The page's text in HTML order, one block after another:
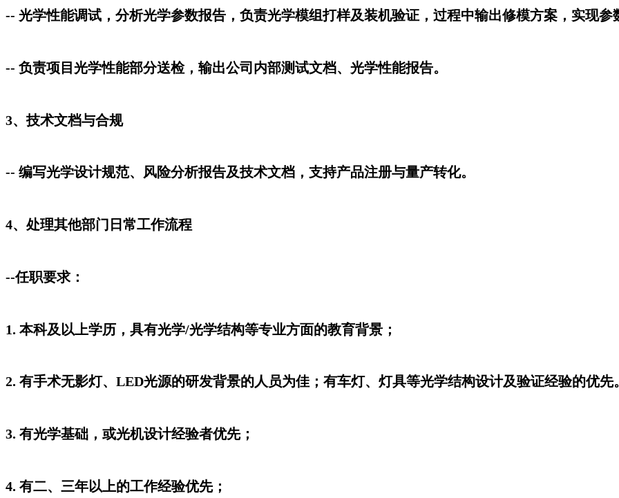
-- 光学性能调试，分析光学参数报告，负责光学模组打样及装机验证，过程中输出修模方案，实现参
-- 负责项目光学性能部分送检，输出公司内部测试文档、光学性能报告。
3、技术文档与合规
-- 编写光学设计规范、风险分析报告及技术文档，支持产品注册与量产转化。
4、处理其他部门日常工作流程
--任职要求：
1. 本科及以上学历，具有光学/光学结构等专业方面的教育背景；
2. 有手术无影灯、LED光源的研发背景的人员为佳；有车灯、灯具等光学结构设计及验证经验的优先
3. 有光学基础，或光机设计经验者优先；
4. 有二、三年以上的工作经验优先；